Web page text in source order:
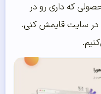
که داری رو در
در سایت قایمش کنی.